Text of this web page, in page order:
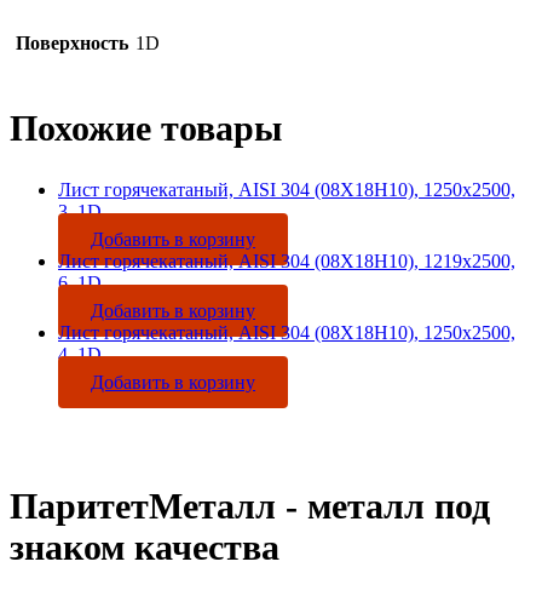
Поверхность 1D
Похожие товары
Лист горячекатаный, AISI 304 (08Х18Н10), 1250х2500,
3, 1D
Добавить в корзину
Лист горячекатаный, AISI 304 (08Х18Н10), 1219х2500,
6, 1D
Добавить в корзину
Лист горячекатаный, AISI 304 (08Х18Н10), 1250х2500,
4, 1D
Добавить в корзину
ПаритетМеталл - металл под
знаком качества